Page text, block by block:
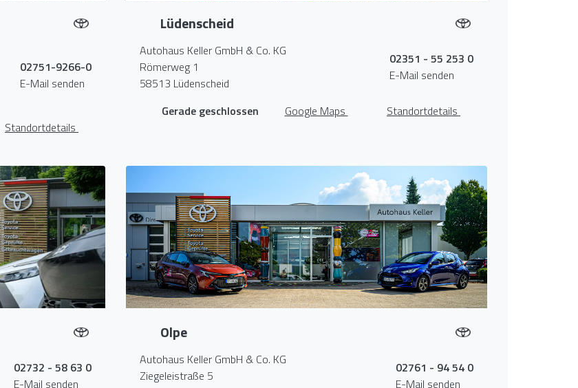
02751-9266-0
E-Mail senden
Standortdetails
Lüdenscheid
Autohaus Keller GmbH & Co. KG
Römerweg 1
58513 Lüdenscheid
02351 - 55 253 0
E-Mail senden
Gerade geschlossen Google Maps Standortdetails
02732 - 58 63 0
E-Mail senden
Olpe
Autohaus Keller GmbH & Co. KG
Ziegeleistraße 5
02761 - 94 54 0
E-Mail senden